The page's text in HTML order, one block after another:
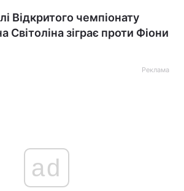
Відкритого чемпіонату
Світоліна зіграє проти Фіони
Реклама
ad